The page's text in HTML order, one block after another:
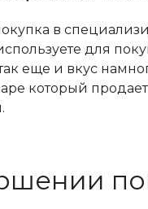
в
для
еще и вкус
который